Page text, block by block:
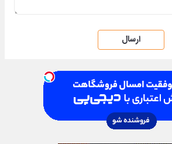
ارسال